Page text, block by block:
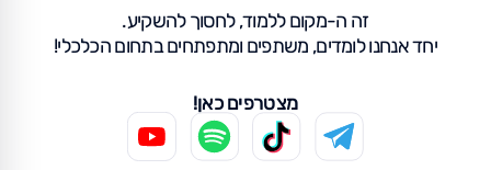
זה ה-מקום ללמוד, לחסוך להשקיע.
יחד אנחנו לומדים, משתפים ומתפתחים בתחום הכלכלי!
מצטרפים כאן!